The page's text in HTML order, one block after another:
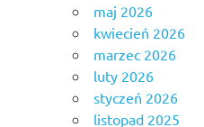
maj 2026
kwiecień 2026
marzec 2026
luty 2026
styczeń 2026
listopad 2025